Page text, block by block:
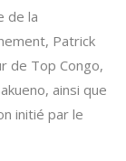
de la
Patrick
de Top Congo,
ainsi que
initié par le